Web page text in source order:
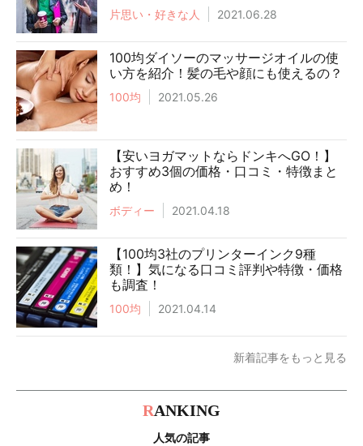
片思い・好きな人 2021.06.28
100均ダイソーのマッサージオイルの使
い方を紹介！髪の毛や顔にも使えるの？
100均 2021.05.26
【安いヨガマットならドンキへGO！】
おすすめ3個の価格・口コミ・特徴まと
め！
ボディー 2021.04.18
【100均3社のプリンターインク9種
類！】気になる口コミ評判や特徴・価格
も調査！
100均 2021.04.14
新着記事をもっと見る
RANKING
人気の記事